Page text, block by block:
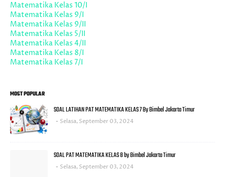
Matematika Kelas 10/I
Matematika Kelas 9/I
Matematika Kelas 9/II
Matematika Kelas 5/II
Matematika Kelas 4/II
Matematika Kelas 8/I
Matematika Kelas 7/I
MOST POPULAR
SOAL LATIHAN PAT MATEMATIKA KELAS 7 By Bimbel Jakarta Timur
Selasa, September 03, 2024
SOAL PAT MATEMATIKA KELAS 8 by Bimbel Jakarta Timur
Selasa, September 03, 2024